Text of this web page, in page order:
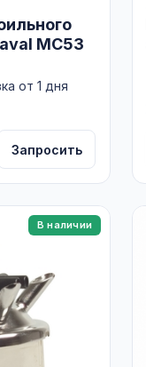
MC53
от 1 дня
Запросить
В наличии